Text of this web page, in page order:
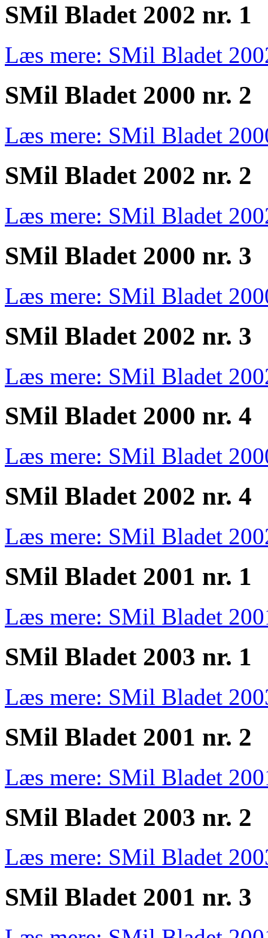
SMil Bladet 2002 nr. 1
Læs mere: SMil Bladet
SMil Bladet 2000 nr. 2
Læs mere: SMil Bladet
SMil Bladet 2002 nr. 2
Læs mere: SMil Bladet
SMil Bladet 2000 nr. 3
Læs mere: SMil Bladet
SMil Bladet 2002 nr. 3
Læs mere: SMil Bladet
SMil Bladet 2000 nr. 4
Læs mere: SMil Bladet
SMil Bladet 2002 nr. 4
Læs mere: SMil Bladet
SMil Bladet 2001 nr. 1
Læs mere: SMil Bladet
SMil Bladet 2003 nr. 1
Læs mere: SMil Bladet
SMil Bladet 2001 nr. 2
Læs mere: SMil Bladet
SMil Bladet 2003 nr. 2
Læs mere: SMil Bladet
SMil Bladet 2001 nr. 3